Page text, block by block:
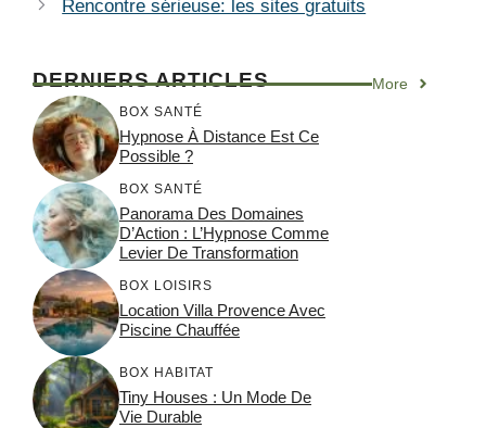
Rencontre sérieuse: les sites gratuits
DERNIERS ARTICLES More
BOX SANTÉ
Hypnose À Distance Est Ce
Possible ?
BOX SANTÉ
Panorama Des Domaines
D’Action : L’Hypnose Comme
Levier De Transformation
BOX LOISIRS
Location Villa Provence Avec
Piscine Chauffée
BOX HABITAT
Tiny Houses : Un Mode De
Vie Durable